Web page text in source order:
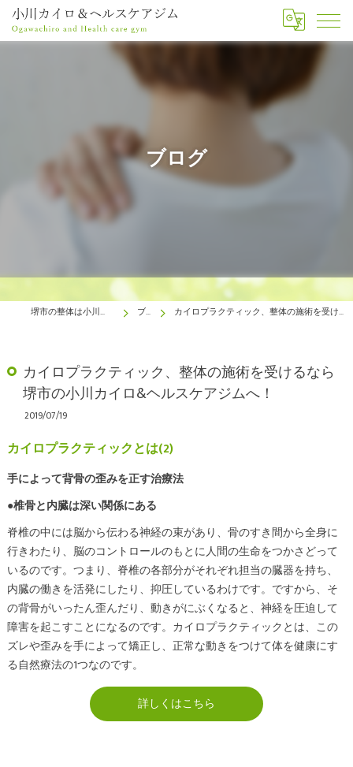
ブログ
堺市の整体は小川カイロ＆ヘルスケアジム ブログ カイロプラクティック、整体の施術を受けるなら堺市の小川カイロ&ヘルスケアジムへ！
カイロプラクティック、整体の施術を受けるなら
堺市の小川カイロ&ヘルスケアジムへ！
2019/07/19
カイロプラクティックとは(2)
手によって背骨の歪みを正す治療法
●椎骨と内臓は深い関係にある
脊椎の中には脳から伝わる神経の束があり、骨のすき間から全身に
行きわたり、脳のコントロールのもとに人間の生命をつかさどって
いるのです。つまり、脊椎の各部分がそれぞれ担当の臓器を持ち、
内臓の働きを活発にしたり、抑圧しているわけです。ですから、そ
の背骨がいったん歪んだり、動きがにぶくなると、神経を圧迫して
障害を起こすことになるのです。カイロプラクティックとは、この
ズレや歪みを手によって矯正し、正常な動きをつけて体を健康にす
る自然療法の1つなのです。
詳しくはこちら